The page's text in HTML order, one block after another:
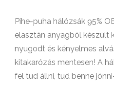
Pihe-puha hálózsák 95%
elasztán anyagból készült
nyugodt és kényelmes
kitakarózás mentesen! A
fel tud állni, tud benne